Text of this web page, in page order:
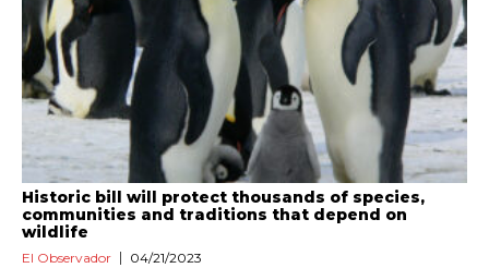
Historic bill will protect thousands of species,
communities and traditions that depend on
wildlife
El Observador 04/21/2023